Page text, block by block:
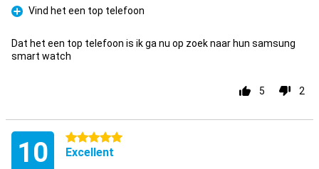
Pour
Vind het een top telefoon
Dat het een top telefoon is ik ga nu op zoek naar hun samsung
smart watch
5 2
10 5 étoiles
Excellent